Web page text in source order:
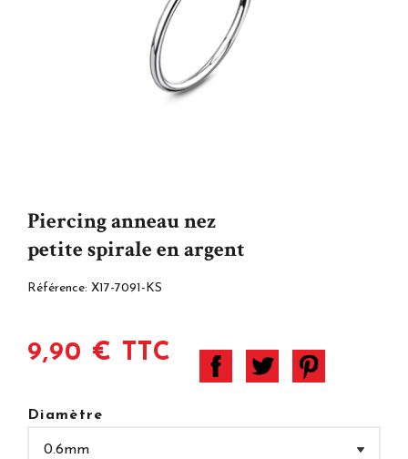
Piercing anneau nez
petite spirale en argent
Référence: X17-7091-KS
9,90 € TTC
Diamètre